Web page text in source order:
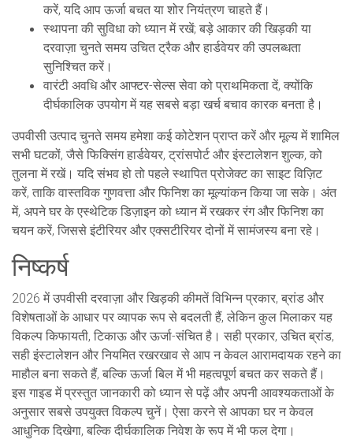
करें, यदि आप ऊर्जा बचत या शोर नियंत्रण चाहते हैं।
स्थापना की सुविधा को ध्यान में रखें; बड़े आकार की खिड़की या
दरवाज़ा चुनते समय उचित ट्रैक और हार्डवेयर की उपलब्धता
सुनिश्चित करें।
वारंटी अवधि और आफ्टर-सेल्स सेवा को प्राथमिकता दें, क्योंकि
दीर्घकालिक उपयोग में यह सबसे बड़ा खर्च बचाव कारक बनता है।
उपवीसी उत्पाद चुनते समय हमेशा कई कोटेशन प्राप्त करें और मूल्य में शामिल
सभी घटकों, जैसे फिक्सिंग हार्डवेयर, ट्रांसपोर्ट और इंस्टालेशन शुल्क, को
तुलना में रखें। यदि संभव हो तो पहले स्थापित प्रोजेक्ट का साइट विज़िट
करें, ताकि वास्तविक गुणवत्ता और फिनिश का मूल्यांकन किया जा सके। अंत
में, अपने घर के एस्थेटिक डिज़ाइन को ध्यान में रखकर रंग और फिनिश का
चयन करें, जिससे इंटीरियर और एक्सटीरियर दोनों में सामंजस्य बना रहे।
निष्कर्ष
2026 में उपवीसी दरवाज़ा और खिड़की कीमतें विभिन्न प्रकार, ब्रांड और
विशेषताओं के आधार पर व्यापक रूप से बदलती हैं, लेकिन कुल मिलाकर यह
विकल्प किफायती, टिकाऊ और ऊर्जा-संचित है। सही प्रकार, उचित ब्रांड,
सही इंस्टालेशन और नियमित रखरखाव से आप न केवल आरामदायक रहने का
माहौल बना सकते हैं, बल्कि ऊर्जा बिल में भी महत्वपूर्ण बचत कर सकते हैं।
इस गाइड में प्रस्तुत जानकारी को ध्यान से पढ़ें और अपनी आवश्यकताओं के
अनुसार सबसे उपयुक्त विकल्प चुनें। ऐसा करने से आपका घर न केवल
आधुनिक दिखेगा, बल्कि दीर्घकालिक निवेश के रूप में भी फल देगा।